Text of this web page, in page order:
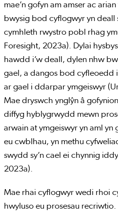
mae’n gofyn am amser ac
bwysig bod cyflogwyr yn deall
cymhleth rwystro pobl rhag
Foresight, 2023a). Dylai
hawdd i’w deall, dylen nhw
gael, a dangos bod cyfleoedd
ar gael i ddarpar ymgeiswyr
Mae dryswch ynglŷn â
diffyg hyblygrwydd mewn
arwain at ymgeiswyr yn aml yn
eu cwblhau, yn methu
swydd sy’n cael ei chynnig
2023a).
Mae rhai cyflogwyr wedi rhoi
hwyluso eu prosesau